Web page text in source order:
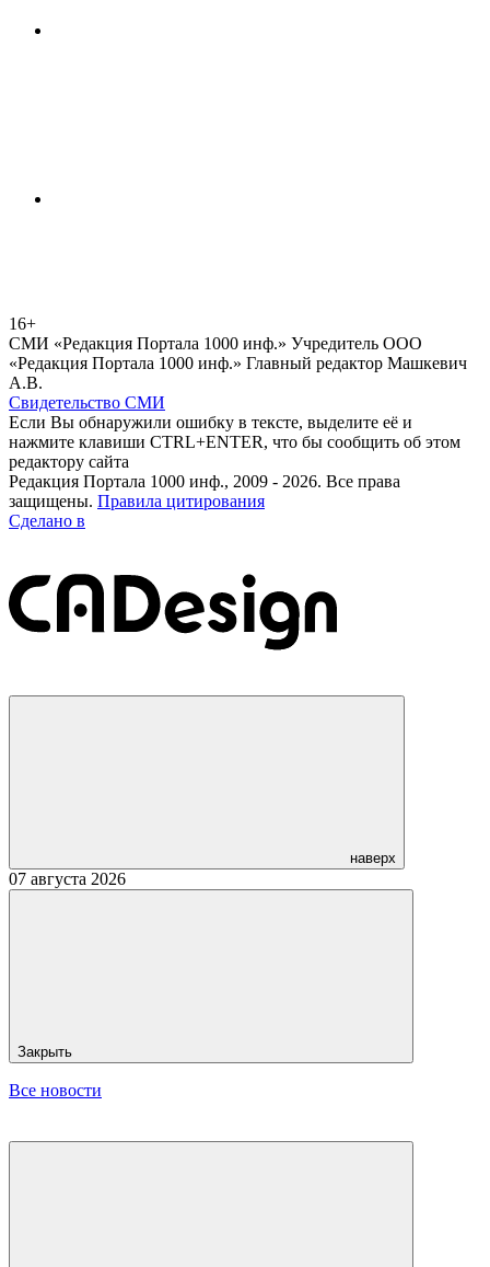
16+
СМИ «Редакция Портала 1000 инф.» Учредитель ООО
«Редакция Портала 1000 инф.» Главный редактор Машкевич
А.В.
Свидетельство СМИ
Если Вы обнаружили ошибку в тексте, выделите её и
нажмите клавиши CTRL+ENTER, что бы сообщить об этом
редактору сайта
Редакция Портала 1000 инф., 2009 - 2026. Все права
защищены. Правила цитирования
Сделано в
наверх
07 августа 2026
Закрыть
Все новости